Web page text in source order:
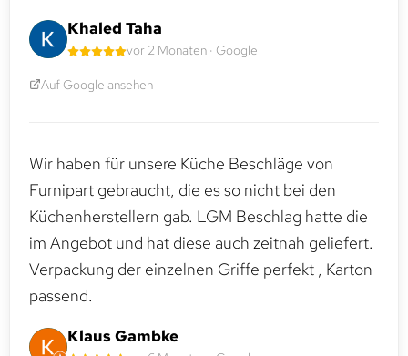
Khaled Taha
vor 2 Monaten · Google
Auf Google ansehen
Wir haben für unsere Küche Beschläge von
Furnipart gebraucht, die es so nicht bei den
Küchenherstellern gab. LGM Beschlag hatte die
im Angebot und hat diese auch zeitnah geliefert.
Verpackung der einzelnen Griffe perfekt , Karton
passend.
Klaus Gambke